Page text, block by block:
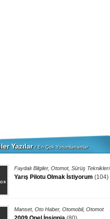
Yazılar/ En Çok Yorumlananlar
Faydalı Bilgiler, Otomot, Sürüş Teknikleri
Yarış Pilotu Olmak İstiyorum (104)
Manset, Oto Haber, Otomobil, Otomot